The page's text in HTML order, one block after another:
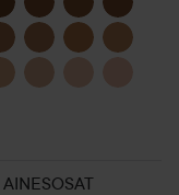
AINESOSAT